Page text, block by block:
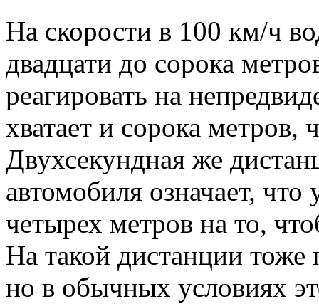
На скорости в 100 км/ч
двадцати до сорока
реагировать на
хватает и сорока метров,
Двухсекундная же
автомобиля означает, что
четырех метров на то,
На такой дистанции тоже
но в обычных условиях